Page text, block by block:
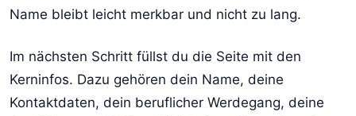
Name bleibt leicht merkbar und nicht zu lang.
Im nächsten Schritt füllst du die Seite mit den
Kerninfos. Dazu gehören dein Name, deine
Kontaktdaten, dein beruflicher Werdegang, deine